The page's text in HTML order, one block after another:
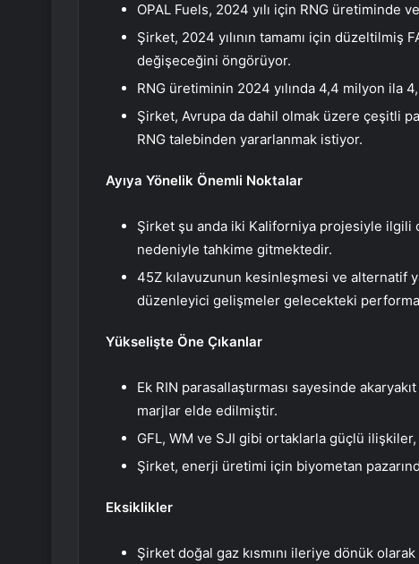
OPAL Fuels, 2024 yılı için RNG üretiminde
Şirket, 2024 yılının tamamı için düzeltilmiş
değişeceğini öngörüyor.
RNG üretiminin 2024 yılında 4,4 milyon ila
Şirket, Avrupa da dahil olmak üzere çeşitli
RNG talebinden yararlanmak istiyor.
Ayıya Yönelik Önemli Noktalar
Şirket şu anda iki Kaliforniya projesiyle ilgili
nedeniyle tahkime gitmektedir.
45Z kılavuzunun kesinleşmesi ve alternatif
düzenleyici gelişmeler gelecekteki
Yükselişte Öne Çıkanlar
Ek RIN parasallaştırması sayesinde
marjlar elde edilmiştir.
GFL, WM ve SJI gibi ortaklarla güçlü
Şirket, enerji üretimi için biyometan
Eksiklikler
Şirket doğal gaz kısmını ileriye dönük